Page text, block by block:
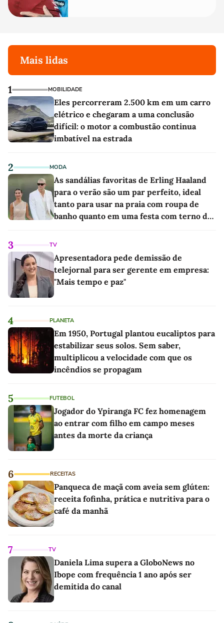
Mais lidas
1 MOBILIDADE
Eles percorreram 2.500 km em um carro
elétrico e chegaram a uma conclusão
difícil: o motor a combustão continua
imbatível na estrada
2 MODA
As sandálias favoritas de Erling Haaland
para o verão são um par perfeito, ideal
tanto para usar na praia com roupa de
banho quanto em uma festa com terno de
3 TV
Apresentadora pede demissão de
telejornal para ser gerente em empresa:
"Mais tempo e paz"
4 PLANETA
Em 1950, Portugal plantou eucaliptos para
estabilizar seus solos. Sem saber,
multiplicou a velocidade com que os
incêndios se propagam
5 FUTEBOL
Jogador do Ypiranga FC fez homenagem
ao entrar com filho em campo meses
antes da morte da criança
6 RECEITAS
Panqueca de maçã com aveia sem glúten:
receita fofinha, prática e nutritiva para o
café da manhã
7 TV
Daniela Lima supera a GloboNews no
Ibope com frequência 1 ano após ser
demitida do canal